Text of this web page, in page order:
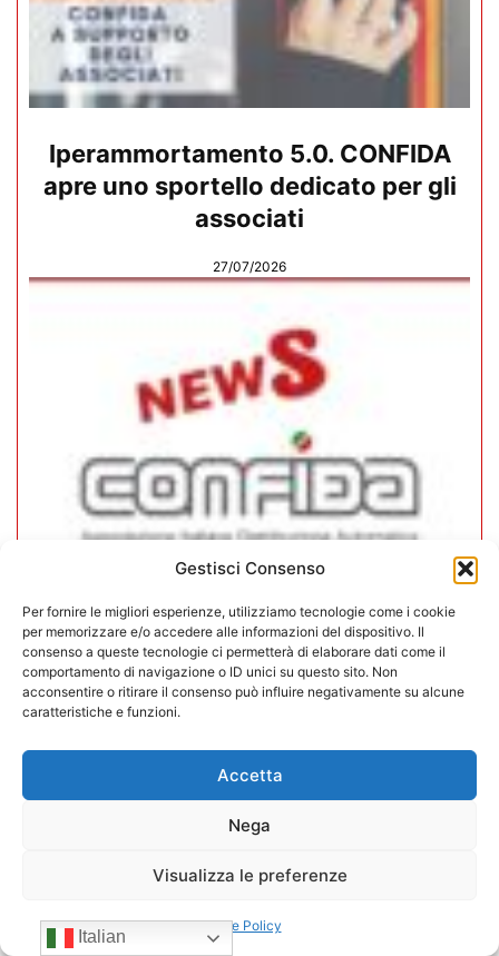
Gestisci Consenso
Per fornire le migliori esperienze, utilizziamo tecnologie come i cookie
per memorizzare e/o accedere alle informazioni del dispositivo. Il
consenso a queste tecnologie ci permetterà di elaborare dati come il
comportamento di navigazione o ID unici su questo sito. Non
acconsentire o ritirare il consenso può influire negativamente su alcune
caratteristiche e funzioni.
Accetta
Nega
Visualizza le preferenze
Cookie Policy
Iperammortamento 5.0. CONFIDA
apre uno sportello dedicato per gli
associati
27/07/2026
In CONFIDA l’ingresso di 4 nuovi
associati
Italian